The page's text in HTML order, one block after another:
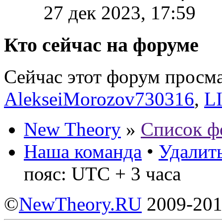
27 дек 2023, 17:59
Кто сейчас на форуме
Сейчас этот форум
AlekseiMorozov730316,
New Theory » Список
Наша команда •
пояс: UTC + 3 часа
©NewTheory.RU 2009-